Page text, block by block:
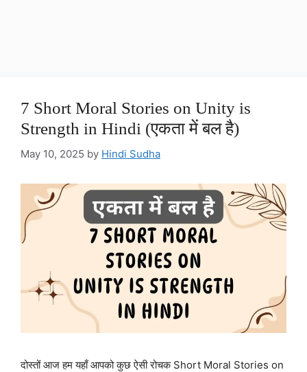
7 Short Moral Stories on Unity is
Strength in Hindi (एकता में बल है)
May 10, 2025 by Hindi Sudha
दोस्तों आज हम यहाँ आपको कुछ ऐसी रोचक Short Moral Stories on